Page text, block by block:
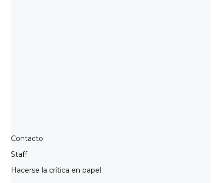
Contacto
Staff
Hacerse la crítica en papel